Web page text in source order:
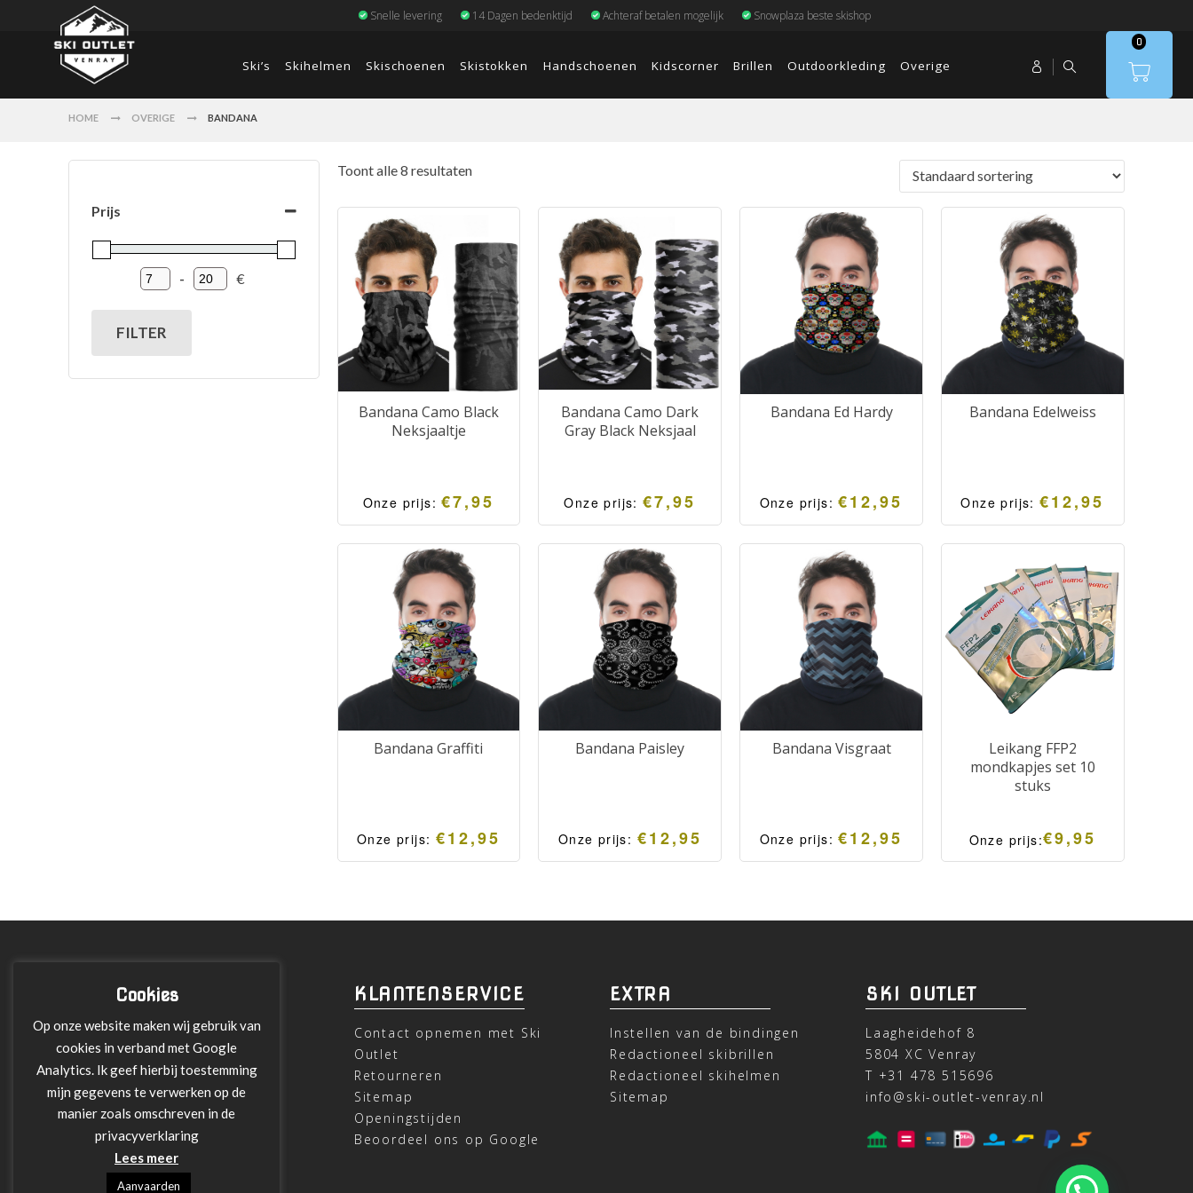
Snelle levering 14 Dagen bedenktijd Achteraf betalen mogelijk Snowplaza beste skishop
Ski’s Skihelmen Skischoenen Skistokken Handschoenen Kidscorner Brillen Outdoorkleding Overige
0
HOME OVERIGE BANDANA
Prijs
Minimum Price
-
Maximum Price
€
FILTER
Toont alle 8 resultaten
Bandana Camo Black
Neksjaaltje
Onze prijs:€7,95
Bandana in zwarte
camouflagekleuren.
Moderne en
multifunctionele
gezichtsbescherming.
Bandana Camo Dark
Gray Black Neksjaal
Onze prijs:€7,95
Bandana in donkergrijze
camouflagekleuren.
Moderne en
multifunctionele
gezichtsbescherming.
Bandana Ed Hardy
Onze prijs:€12,95
Bandana welke voorzien
kan worden van een
gecertificeerd
verwisselbaar FFP2
mondmasker. Moderne en
multifunctionele
gezichtsbescherming.
Bandana Edelweiss
Onze prijs:€12,95
Bandana welke voorzien
kan worden van een
gecertificeerd
verwisselbaar FFP2
mondmasker. Moderne en
multifunctionele
gezichtsbescherming.
Bandana Graffiti
Onze prijs: €12,95
Bandana welke voorzien
verwisselbaar FFP2
gezichtsbescherming.
Bandana Paisley
Onze prijs: €12,95
Bandana welke voorzien
verwisselbaar FFP2
gezichtsbescherming.
Bandana Visgraat
Onze prijs:€12,95
Bandana welke voorzien
verwisselbaar FFP2
gezichtsbescherming.
Leikang FFP2
mondkapjes set 10
stuks
Onze prijs:€9,95
Gecertificeerde FFP2
INFORMATIE
Over ons
Leveringen
Betalen met Klarna
Algemene Voorwaarden
Verzending
Privacy verklaring
KLANTENSERVICE
Contact opnemen met Ski
Outlet
Retourneren
Sitemap
Openingstijden
Beoordeel ons op Google
EXTRA
Instellen van de bindingen
Redactioneel skibrillen
Redactioneel skihelmen
Sitemap
SKI OUTLET
Laagheidehof 8
5804 XC Venray
T +31 478 515696
info@ski-outlet-venray.nl
Cookies
Op onze website maken wij gebruik van
cookies in verband met Google
Analytics. Ik geef hierbij toestemming
mijn gegevens te verwerken op de
manier zoals omschreven in de
privacyverklaring
Lees meer
Aanvaarden